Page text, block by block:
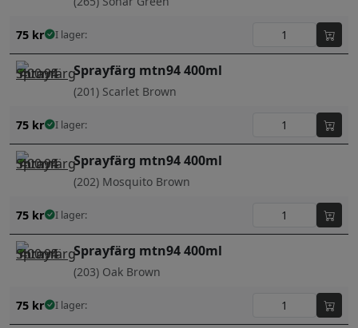
75 kr I lager:
Sprayfärg mtn94 400ml
(201) Scarlet Brown
75 kr I lager:
Sprayfärg mtn94 400ml
(202) Mosquito Brown
75 kr I lager:
Sprayfärg mtn94 400ml
(203) Oak Brown
75 kr I lager: